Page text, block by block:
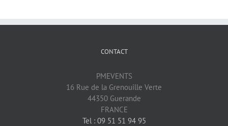
CONTACT
PMEVENTS
16 Rue de la Grenouille Verte
44350 Guerande
FRANCE
Tel : 09 51 51 94 95